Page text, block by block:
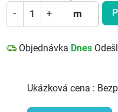
- + m
Objednávka Dnes
Ukázková cena :